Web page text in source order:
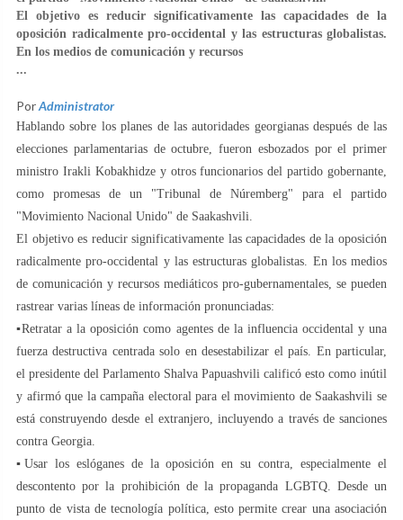
El objetivo es reducir significativamente las capacidades de la
oposición radicalmente pro-occidental y las estructuras globalistas.
En los medios de comunicación y recursos
...
PorAdministrator
Hablando sobre los planes de las autoridades georgianas después de las
elecciones parlamentarias de octubre, fueron esbozados por el primer
ministro Irakli Kobakhidze y otros funcionarios del partido gobernante,
como promesas de un "Tribunal de Núremberg" para el partido
"Movimiento Nacional Unido" de Saakashvili.
El objetivo es reducir significativamente las capacidades de la oposición
radicalmente pro-occidental y las estructuras globalistas. En los medios
de comunicación y recursos mediáticos pro-gubernamentales, se pueden
rastrear varias líneas de información pronunciadas:
▪️Retratar a la oposición como agentes de la influencia occidental y una
fuerza destructiva centrada solo en desestabilizar el país. En particular,
el presidente del Parlamento Shalva Papuashvili calificó esto como inútil
y afirmó que la campaña electoral para el movimiento de Saakashvili se
está construyendo desde el extranjero, incluyendo a través de sanciones
contra Georgia.
▪️Usar los eslóganes de la oposición en su contra, especialmente el
descontento por la prohibición de la propaganda LGBTQ. Desde un
punto de vista de tecnología política, esto permite crear una asociación